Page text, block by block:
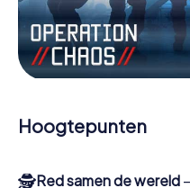
video's, lastige
te worden getrokken.
Werk samen als een
spionnen en lok de
excelleren om de
tegenstelling tot James
Hoogtepunten
🕵Red samen de wereld